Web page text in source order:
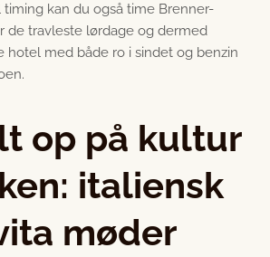
kan du også time Brenner-
de travleste lørdage og dermed
med både ro i sindet og benzin
op på kultur
italiensk
møder